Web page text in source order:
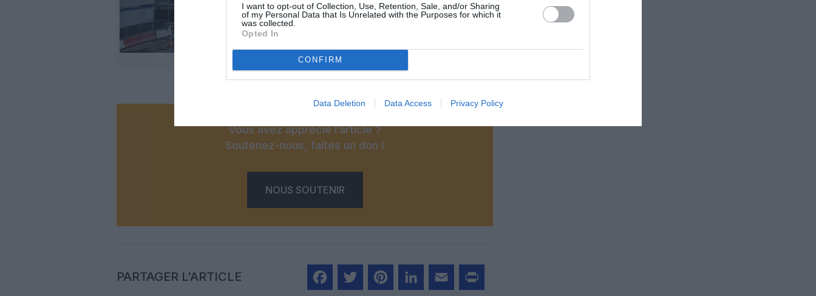
I want to opt-out of Collection, Use, Retention, Sale, and/or Sharing
of my Personal Data that Is Unrelated with the Purposes for which it
was collected.
Opted In
CONFIRM
Data Deletion Data Access Privacy Policy
@DR/AJ
Vous avez apprécié l’article ?
Soutenez-nous, faites un don !
NOUS SOUTENIR
PARTAGER L'ARTICLE